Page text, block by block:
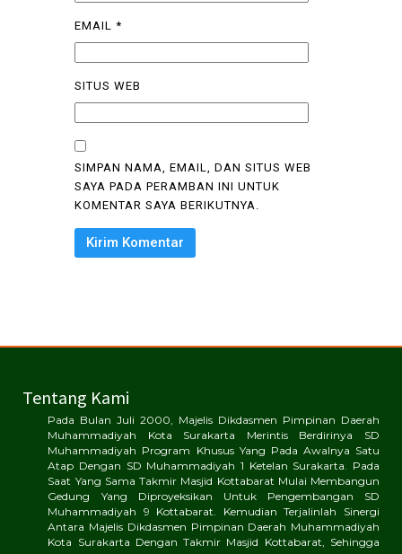
EMAIL *
SITUS WEB
SIMPAN NAMA, EMAIL, DAN SITUS WEB
SAYA PADA PERAMBAN INI UNTUK
KOMENTAR SAYA BERIKUTNYA.
Tentang Kami
Pada Bulan Juli 2000, Majelis Dikdasmen Pimpinan Daerah
Muhammadiyah Kota Surakarta Merintis Berdirinya SD
Muhammadiyah Program Khusus Yang Pada Awalnya Satu
Atap Dengan SD Muhammadiyah 1 Ketelan Surakarta. Pada
Saat Yang Sama Takmir Masjid Kottabarat Mulai Membangun
Gedung Yang Diproyeksikan Untuk Pengembangan SD
Muhammadiyah 9 Kottabarat. Kemudian Terjalinlah Sinergi
Antara Majelis Dikdasmen Pimpinan Daerah Muhammadiyah
Kota Surakarta Dengan Takmir Masjid Kottabarat, Sehingga